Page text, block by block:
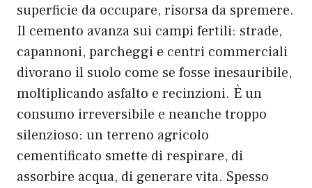
superficie da occupare, risorsa da spremere.
Il cemento avanza sui campi fertili: strade,
capannoni, parcheggi e centri commerciali
divorano il suolo come se fosse inesauribile,
moltiplicando asfalto e recinzioni. È un
consumo irreversibile e neanche troppo
silenzioso: un terreno agricolo
cementificato smette di respirare, di
assorbire acqua, di generare vita. Spesso